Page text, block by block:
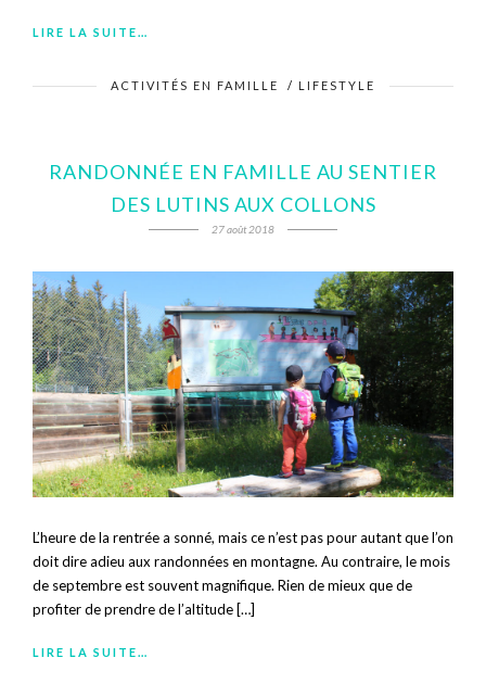
LIRE LA SUITE…
ACTIVITÉS EN FAMILLE / LIFESTYLE
RANDONNÉE EN FAMILLE AU SENTIER
DES LUTINS AUX COLLONS
27 août 2018
L’heure de la rentrée a sonné, mais ce n’est pas pour autant que l’on
doit dire adieu aux randonnées en montagne. Au contraire, le mois
de septembre est souvent magnifique. Rien de mieux que de
profiter de prendre de l’altitude […]
LIRE LA SUITE…